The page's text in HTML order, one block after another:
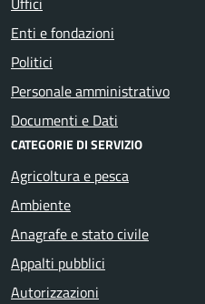
Enti e fondazioni
Politici
Personale amministrativo
Documenti e Dati
CATEGORIE DI SERVIZIO
Agricoltura e pesca
Ambiente
Anagrafe e stato civile
Appalti pubblici
Autorizzazioni